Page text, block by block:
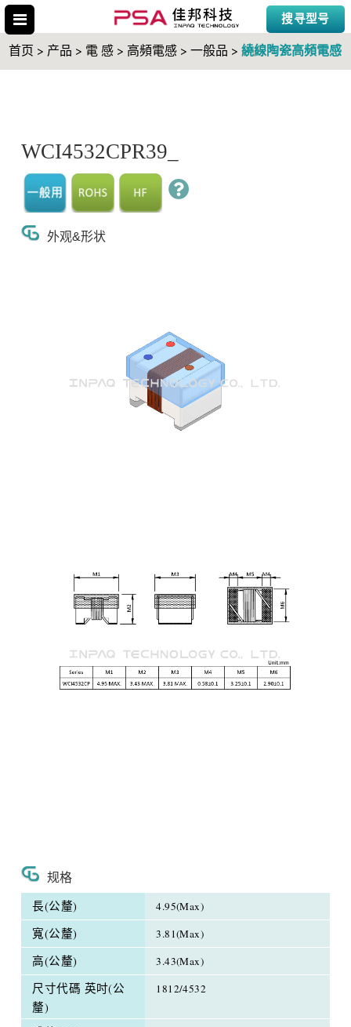
搜寻型号
首页 > 产品 > 電 感 > 高頻電感 > 一般品 >繞線陶瓷高頻電感
WCI4532CPR39_
外观&形状
规格
長(公釐) 4.95(Max)
寬(公釐) 3.81(Max)
高(公釐) 3.43(Max)
尺寸代碼 英吋(公
釐)
1812/4532